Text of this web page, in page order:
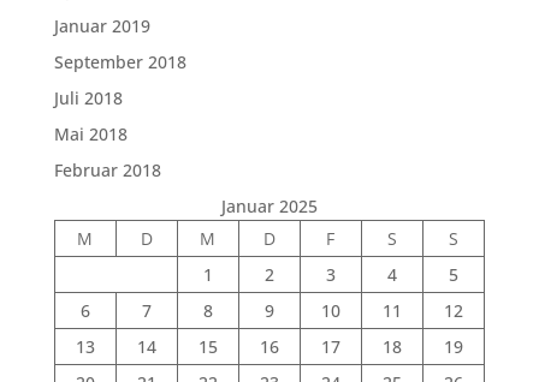
Januar 2019
September 2018
Juli 2018
Mai 2018
Februar 2018
Januar 2025
M
D M D F S
S
1
2 3 4
5
6
7 8 9 10 11
12
13
14 15 16 17 18
19